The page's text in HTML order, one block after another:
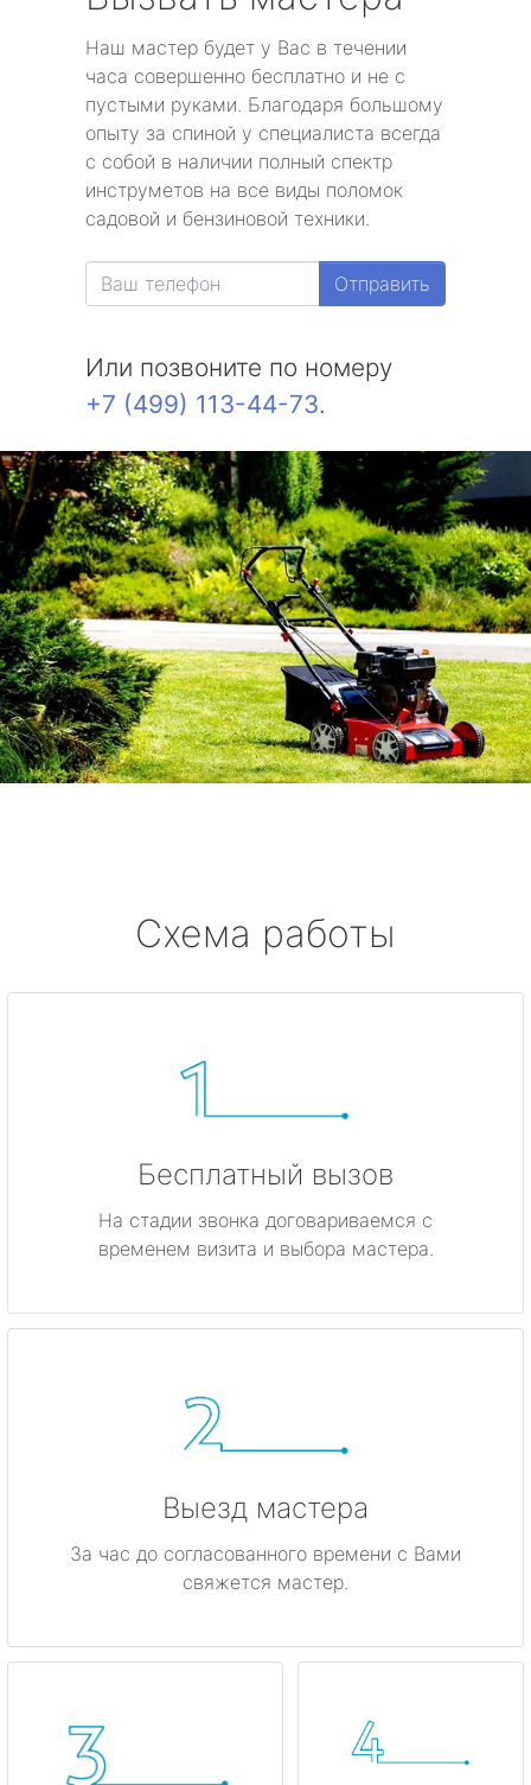
Наш мастер будет у Вас в течении
часа совершенно бесплатно и не с
пустыми руками. Благодаря большому
опыту за спиной у специалиста всегда
с собой в наличии полный спектр
инструметов на все виды поломок
садовой и бензиновой техники.
Отправить
Или позвоните по номеру
+7 (499) 113-44-73.
Схема работы
Бесплатный вызов
На стадии звонка договариваемся с
временем визита и выбора мастера.
Выезд мастера
За час до согласованного времени с Вами
свяжется мастер.